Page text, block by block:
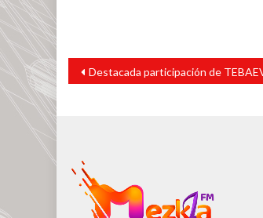
Navegación
entradas
Destacada participación de TEBAEV en